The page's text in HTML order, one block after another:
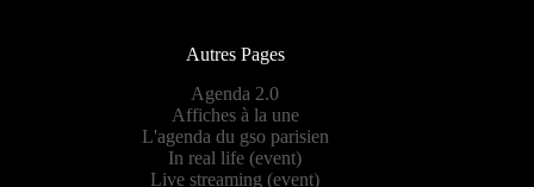
Autres Pages
Agenda 2.0
Affiches à la une
L'agenda du gso parisien
In real life (event)
Live streaming (event)